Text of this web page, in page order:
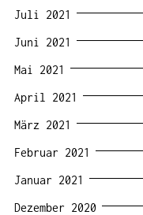
Juli 2021
Juni 2021
Mai 2021
April 2021
März 2021
Februar 2021
Januar 2021
Dezember 2020